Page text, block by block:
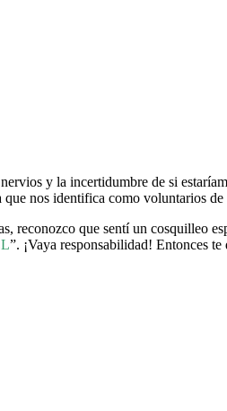
y la incertidumbre de si
nos identifica como voluntarios
reconozco que sentí un cosquilleo
”. ¡Vaya responsabilidad! Entonces